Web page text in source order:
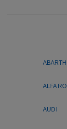
ABARTH
ALFA
AUDI